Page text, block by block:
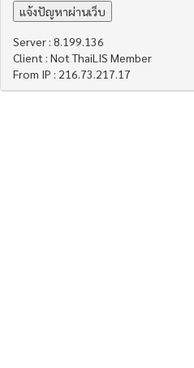
Server : 8.199.136
Client : Not ThaiLIS Member
From IP : 216.73.217.17